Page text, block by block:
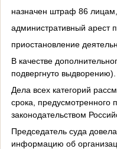
назначен штраф 86 лицам,
административный арест
приостановление
В качестве
подвергнуто выдворению).
Дела всех категорий
срока, предусмотренного
законодательством
Председатель суда
информацию об